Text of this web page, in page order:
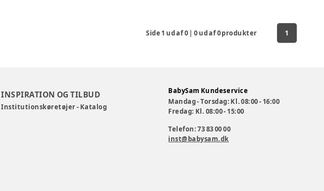
Side 1 ud af0 |0 ud af0produkter 1
INSPIRATION OG TILBUD
Institutionskøretøjer - Katalog
BabySam Kundeservice
Mandag - Torsdag: Kl. 08:00 - 16:00
Fredag: Kl. 08:00 - 15:00
Telefon: 73 83 00 00
inst@babysam.dk